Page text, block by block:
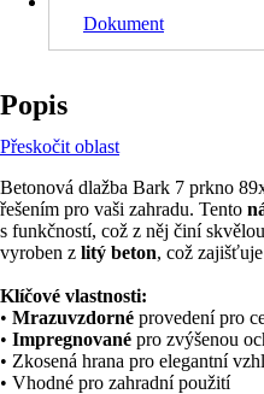
Dokument
Popis
Přeskočit oblast
Betonová dlažba Bark 7 prkno
řešením pro vaši zahradu. Tento
s funkčností, což z něj činí
vyroben z litý beton, což
Klíčové vlastnosti:
• Mrazuvzdorné provedení pro
• Impregnované pro zvýšenou
• Zkosená hrana pro elegantní
• Vhodné pro zahradní použití